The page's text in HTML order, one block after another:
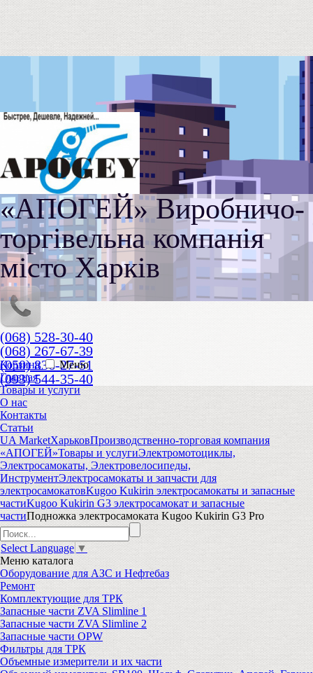
«АПОГЕЙ» Виробничо-
торгівельна компанія
місто Харків
(068) 528-30-40
(068) 267-67-39
(050) 836-27-51
(093) 544-35-40
Корзина
Меню
Главная
Товары и услуги
О нас
Контакты
Статьи
UA MarketХарьковПроизводственно-торговая компания
«АПОГЕЙ»Товары и услугиЭлектромотоциклы,
Электросамокаты, Электровелосипеды,
ИнструментЭлектросамокаты и запчасти для
электросамокатовKugoo Kukirin электросамокаты и запасные
частиKugoo Kukirin G3 электросамокат и запасные
частиПодножка электросамоката Kugoo Kukirin G3 Pro
Select Language ▼
Меню каталога
Оборудование для АЗС и Нефтебаз
Ремонт
Комплектующие для ТРК
Запасные части ZVA Slimline 1
Запасные части ZVA Slimline 2
Запасные части OPW
Фильтры для ТРК
Объемные измерители и их части